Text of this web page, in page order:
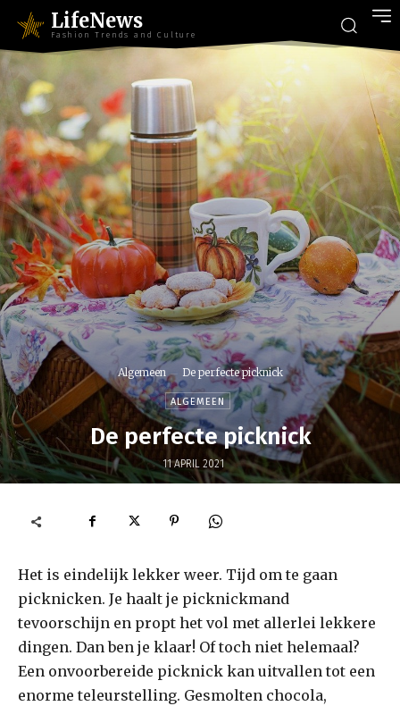
LifeNews
Fashion Trends and Culture
Algemeen De perfecte picknick
ALGEMEEN
De perfecte picknick
11 APRIL 2021
Het is eindelijk lekker weer. Tijd om te gaan
picknicken. Je haalt je picknickmand
tevoorschijn en propt het vol met allerlei lekkere
dingen. Dan ben je klaar! Of toch niet helemaal?
Een onvoorbereide picknick kan uitvallen tot een
enorme teleurstelling. Gesmolten chocola,